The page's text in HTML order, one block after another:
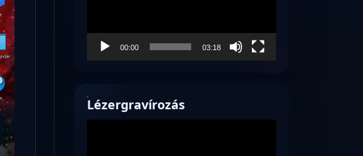
00:00 03:18
Lézergravírozás